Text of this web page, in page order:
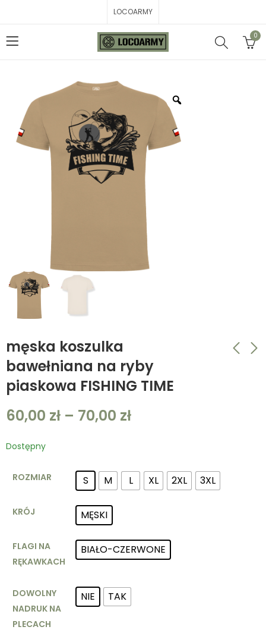
LOCOARMY
0
męska koszulka
bawełniana na ryby
piaskowa FISHING TIMEmęska koszulka
60,00 zł – 70,00 zł
Dostępny
ROZMIAR S M L XL 2XL 3XL
KRÓJ MĘSKI
FLAGI NA
RĘKAWKACH
BIAŁO-CZERWONE
DOWOLNY
NADRUK NA
PLECACH
NIE TAK